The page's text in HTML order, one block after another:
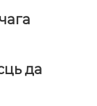
да